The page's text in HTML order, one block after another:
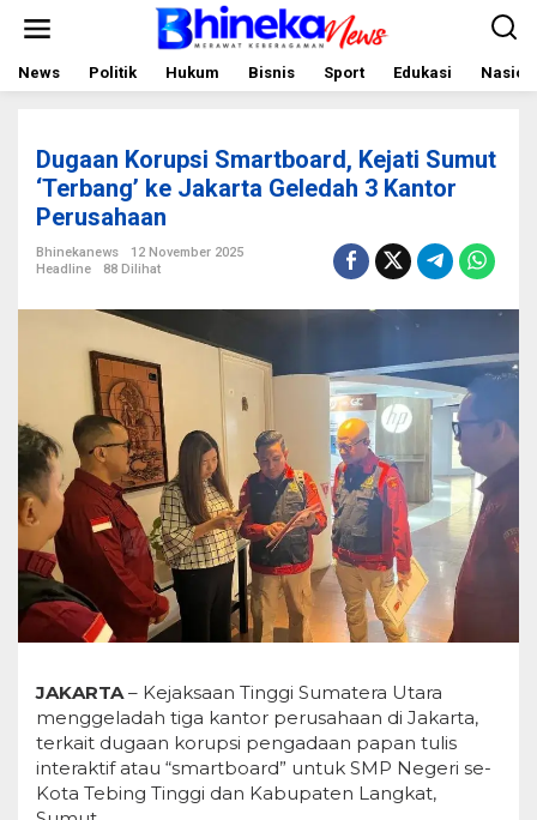
News Politik Hukum Bisnis Sport Edukasi
Dugaan Korupsi Smartboard, Kejati Sumut
‘Terbang’ ke Jakarta Geledah 3 Kantor
Perusahaan
Bhinekanews
12 November 2025
Headline
88 Dilihat
JAKARTA– Kejaksaan Tinggi Sumatera Utara
menggeladah tiga kantor perusahaan di Jakarta,
terkait dugaan korupsi pengadaan papan tulis
interaktif atau “smartboard” untuk SMP Negeri se-
Kota Tebing Tinggi dan Kabupaten Langkat,